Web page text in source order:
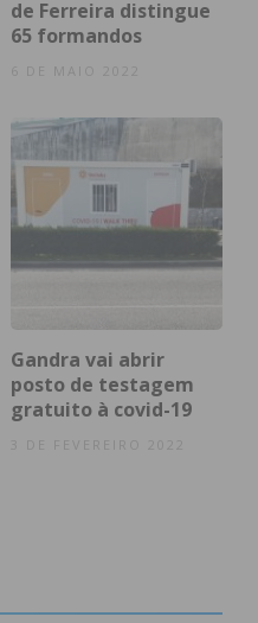
a informação
os
de Ferreira distingue
65 formandos
6 DE MAIO 2022
Gandra vai abrir
posto de testagem
gratuito à covid-19